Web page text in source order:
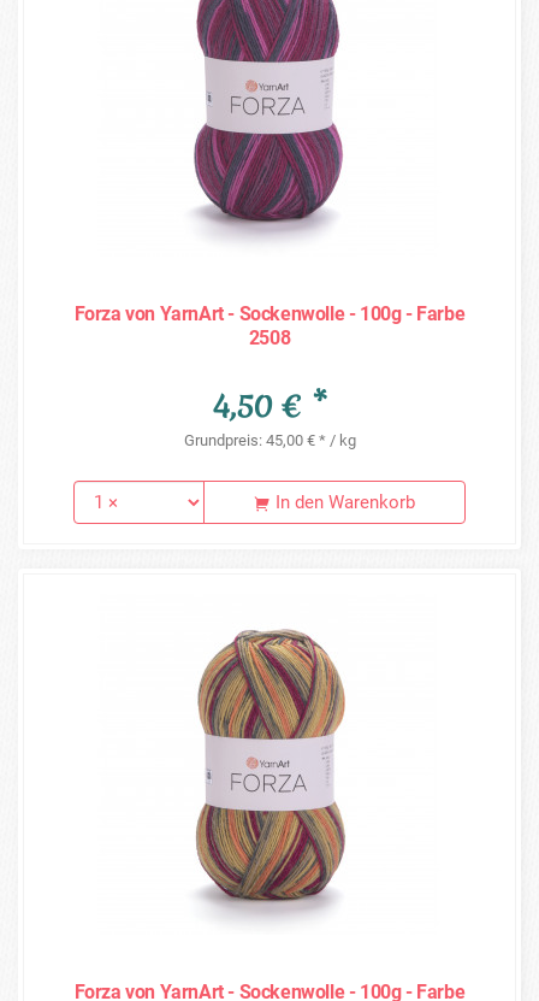
Forza von YarnArt - Sockenwolle - 100g - Farbe
2508
4,50 € *
Grundpreis: 45,00 € * / kg
In den Warenkorb
Forza von YarnArt - Sockenwolle - 100g - Farbe